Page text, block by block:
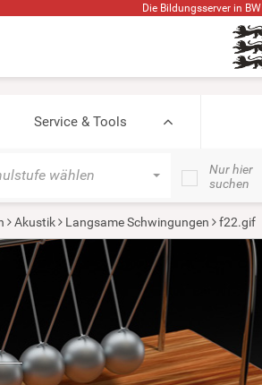
Die Bildungsserver in BW
Service & Tools
wählen
Nur hier
suchen
Akustik Langsame Schwingungen f22.gif